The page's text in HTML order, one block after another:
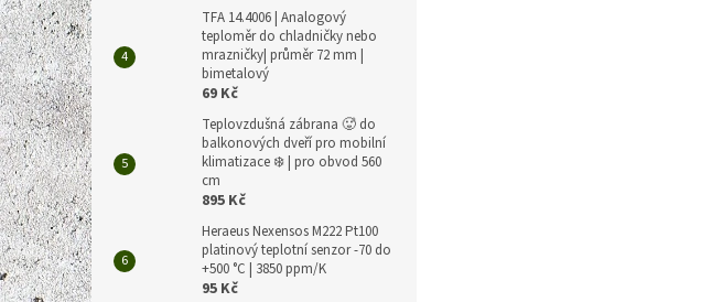
TFA 14.4006 | Analogový
teploměr do chladničky nebo
mrazničky| průměr 72 mm |
bimetalový
69 Kč
Teplovzdušná zábrana 🥵 do
balkonových dveří pro mobilní
klimatizace ❄️ | pro obvod 560
cm
895 Kč
Heraeus Nexensos M222 Pt100
platinový teplotní senzor -70 do
+500 °C | 3850 ppm/K
95 Kč